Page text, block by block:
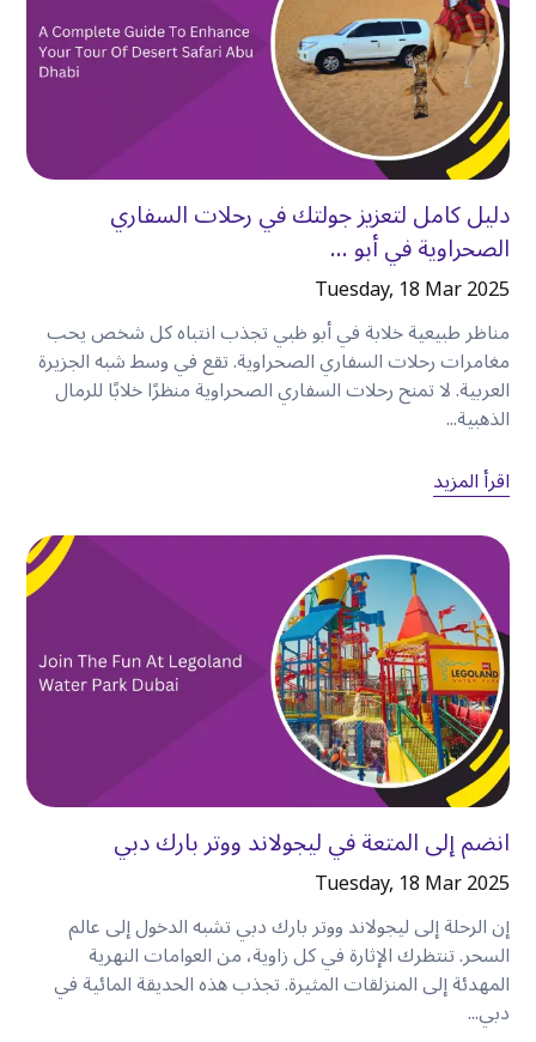
بعضًا من أكثر تجاربها التي لا تُنسى تقع بعيدًا عن
المسارات السياحية المعتادة.
باستخدام سيارتك المستأجرة، يصبح من الأسهل زيارة:
•المقاهي المحلية.
•الحدائق العامة.
المناطق ذات الإطلالات الخلابة على الواجهة البحرية.
•أسواق عطلة نهاية الأسبوع.
•المعالم السياحية العائلية.
•أماكن تناول الطعام الأقل شهرة.
بدلاً من حصر نفسك في الأماكن التي تصل إليها وسائل
النقل العام مباشرةً، يمكنك استكشاف دبي بطريقة أكثر
طبيعية.
سافر براحة مع العائلة أو الأصدقاء
يصبح السفر مع الأطفال أو مع مجموعة أصدقاء أسهل
بكثير عندما يتمكن الجميع من البقاء معًا في سيارة
واحدة.
توفر لك السيارة المستأجرة مساحة لـ
•أكياس التسوق.
•عربات الأطفال.
•الأمتعة.
•المعدات الرياضية.
•المتعلقات الشخصية.
بدلاً من التنسيق بين عدة سيارات أجرة، يمكن للجميع
الاستمتاع بالرحلة معًا.
وفر الوقت كل يوم
الوقت ثمين، خاصةً إذا كنت تزور دبي لبضعة أيام فقط
تساعدك السيارة المستأجرة على تقليل:
•الانتظار لسيارات الأجرة.
دليل كامل لتعزيز جولتك في رحلات السفاري
الصحراوية في أبو ...
Tuesday, 18 Mar 2025
مناظر طبيعية خلابة في أبو ظبي تجذب انتباه كل شخص يحب
مغامرات رحلات السفاري الصحراوية. تقع في وسط شبه الجزيرة
العربية. لا تمنح رحلات السفاري الصحراوية منظرًا خلابًا للرمال
الذهبية...
اقرأ المزيد
انضم إلى المتعة في ليجولاند ووتر بارك دبي
Tuesday, 18 Mar 2025
إن الرحلة إلى ليجولاند ووتر بارك دبي تشبه الدخول إلى عالم
السحر. تنتظرك الإثارة في كل زاوية، من العوامات النهرية
المهدئة إلى المنزلقات المثيرة. تجذب هذه الحديقة المائية في
دبي...